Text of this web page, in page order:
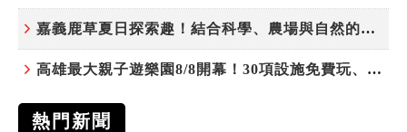
嘉義鹿草夏日探索趣！結合科學、農場與自然的親子小旅行
高雄最大親子遊樂園8/8開幕！30項設施免費玩、YOYO家族嗨翻暑假
熱門新聞